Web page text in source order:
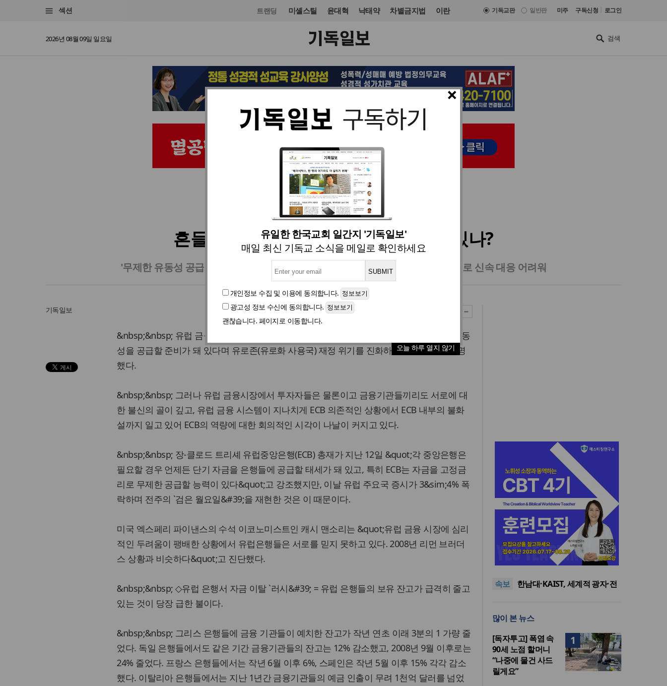
섹션 트랜딩 미셸스틸 윤대혁 낙태약 차별금지법 이란 기독교판 일반판 미주 구독신청 로그인
2026년 08월 09일 일요일
×
유일한 한국교회 일간지 '기독일보'
매일 최신 기독교 소식을 메일로 확인하세요
개인정보 수집 및 이용에 동의합니다.
광고성 정보 수신에 동의합니다.
괜찮습니다. 페이지로 이동합니다.
오늘 하루 열지 않기
입력 2011. 09. 14 22:00
흔들리는 유럽중앙은행, 소방수 역량 있나?
'무제한 유동성 공급' 선언에도 금융시장 냉담;지나친 ECB 의존 체제…내부 불화설로 신속 대응 어려워
기독일보
&nbsp;&nbsp; 유럽 금융시장에 돈 흐름이 경색되면서 유럽중앙은행(ECB)은 무제한으로 유동
성을 공급할 준비가 돼 있다며 유로존(유로화 사용국) 재정 위기를 진화하겠다는 의지를 천명
했다.
&nbsp;&nbsp; 그러나 유럽 금융시장에서 투자자들은 물론이고 금융기관들끼리도 서로에 대
한 불신의 골이 깊고, 유럽 금융 시스템이 지나치게 ECB 의존적인 상황에서 ECB 내부의 불화
설까지 일고 있어 ECB의 역량에 대한 회의적인 시각이 나날이 커지고 있다.
&nbsp;&nbsp; 장-클로드 트리셰 유럽중앙은행(ECB) 총재가 지난 12일 &quot;각 중앙은행은
필요할 경우 언제든 단기 자금을 은행들에 공급할 태세가 돼 있고, 특히 ECB는 자금을 고정금
리로 무제한 공급할 능력이 있다&quot;고 강조했지만, 이날 유럽 주요국 증시가 3&sim;4% 폭
락하며 전주의 `검은 월요일&#39;을 재현한 것은 이 때문이다.
미국 엑스페리 파이낸스의 수석 이코노미스트인 캐시 맨소리는 &quot;유럽 금융 시장에 심리
적인 두려움이 팽배한 상황에서 유럽은행들은 서로를 믿지 못하고 있다. 2008년 리먼 브러더
스 상황과 비슷하다&quot;고 진단했다.
&nbsp;&nbsp; ◇유럽 은행서 자금 이탈 `러시&#39; = 유럽 은행들의 보유 잔고가 급격히 줄고
있는 것이 당장 급한 불이다.
&nbsp;&nbsp; 그리스 은행들에 금융 기관들이 예치한 잔고가 작년 연초 이래 3분의 1 가량 줄
었다. 독일 은행들에서도 같은 기간 금융기관들의 잔고는 12% 감소했고, 2008년 9월 이후로는
24% 줄었다. 프랑스 은행들에서는 작년 6월 이후 6%, 스페인은 작년 5월 이후 15% 각각 감소
했다. 이탈리아 은행들에서는 지난 1년간 금융기관들의 예금 인출이 무려 1천억 달러를 넘었
속보
느헤미야 연합기도회, ‘왕의 기
도’로 나라·한국교회·다음세대
세기총 “자유를 지키며 하나 된
시장 담은 로컬 매거진 ‘포항집’
한남대·KAIST, 세계적 광자·전
도’로 나라·한국교회·다음세대
세기총 “자유를 지키며 하나 된
희망의 미래를 향하여”
많이 본 뉴스
1
[독자투고] 폭염 속
90세 노점 할머니
“나중에 물건 사드
릴게요”